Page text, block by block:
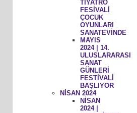
TİYATRO
FESİVALİ
ÇOCUK
OYUNLARI
SANATEVİNDE
MAYIS
2024 | 14.
ULUSLARARASI
SANAT
GÜNLERİ
FESTİVALİ
BAŞLIYOR
NİSAN 2024
NİSAN
2024 |